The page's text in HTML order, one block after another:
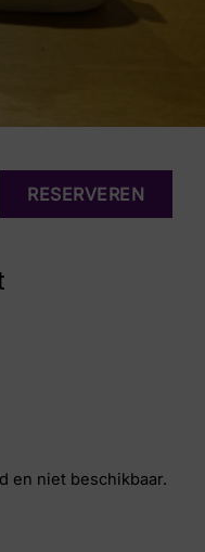
RESERVEREN
en niet beschikbaar.